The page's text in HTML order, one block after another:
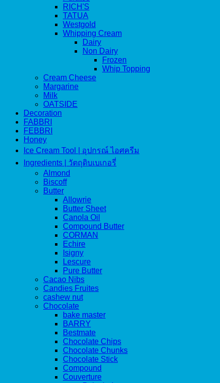
RICH'S
TATUA
Westgold
Whipping Cream
Dairy
Non Dairy
Frozen
Whip Topping
Cream Cheese
Margarine
Milk
OATSIDE
Decoration
FABBRI
FEBBRI
Honey
Ice Cream Tool | อุปกรณ์ ไอศครีม
Ingredients | วัตถุดิบเบเกอรี่
Almond
Biscoff
Butter
Allowrie
Butter Sheet
Canola Oil
Compound Butter
CORMAN
Echire
Isigny
Lescure
Pure Butter
Cacao Nibs
Candies Fruites
cashew nut
Chocolate
bake master
BARRY
Bestmate
Chocolate Chips
Chocolate Chunks
Chocolate Stick
Compound
Couverture